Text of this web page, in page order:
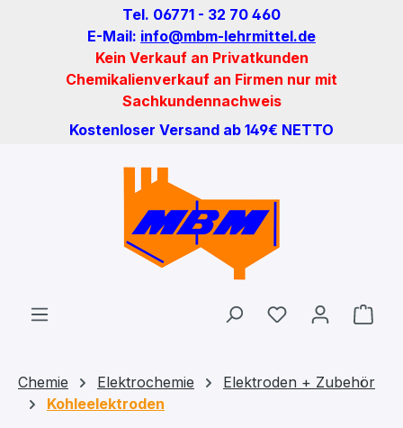
Zum Hauptinhalt springenTel. 06771 - 32 70 460
E-Mail: info@mbm-lehrmittel.de
Kein Verkauf an Privatkunden
Chemikalienverkauf an Firmen nur mit
Sachkundennachweis
Kostenloser Versand ab 149€ NETTO
Du hast 0
Chemie Elektrochemie
Elektroden + Zubehör
Kohleelektroden